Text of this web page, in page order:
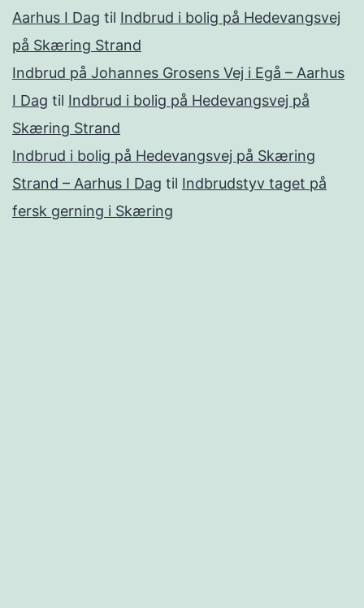
Aarhus I Dag til Indbrud i bolig på Hedevangsvej
på Skæring Strand
Indbrud på Johannes Grosens Vej i Egå – Aarhus
I Dag til Indbrud i bolig på Hedevangsvej på
Skæring Strand
Indbrud i bolig på Hedevangsvej på Skæring
Strand – Aarhus I Dag til Indbrudstyv taget på
fersk gerning i Skæring